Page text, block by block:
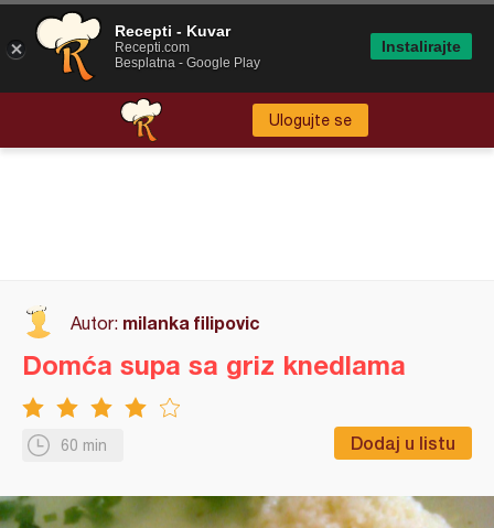
Ulogujte se
Autor: milanka filipovic
60 min Dodaj u listu
Domća supa sa griz knedlama
Recepti - Kuvar
Recepti.com
Besplatna - Google Play
Instalirajte